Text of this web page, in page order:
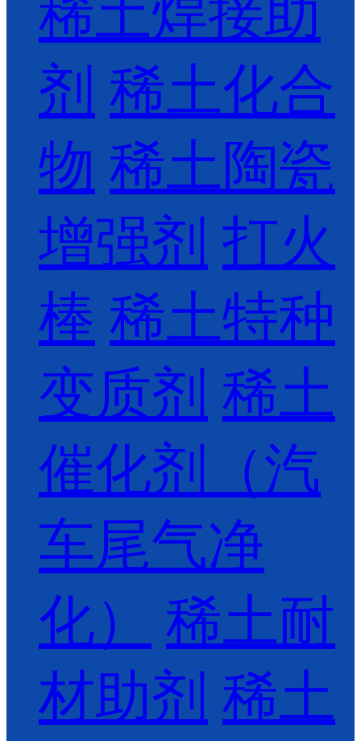
稀土焊接助
剂 稀土化合
物 稀土陶瓷
增强剂 打火
棒 稀土特种
变质剂 稀土
催化剂（汽
车尾气净
化）
稀土耐
材助剂 稀土